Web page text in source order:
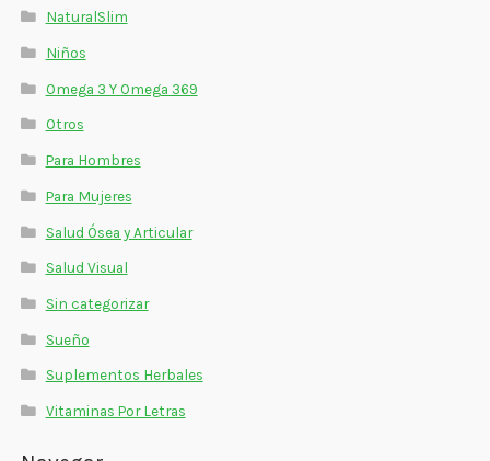
NaturalSlim
Niños
Omega 3 Y Omega 369
Otros
Para Hombres
Para Mujeres
Salud Ósea y Articular
Salud Visual
Sin categorizar
Sueño
Suplementos Herbales
Vitaminas Por Letras